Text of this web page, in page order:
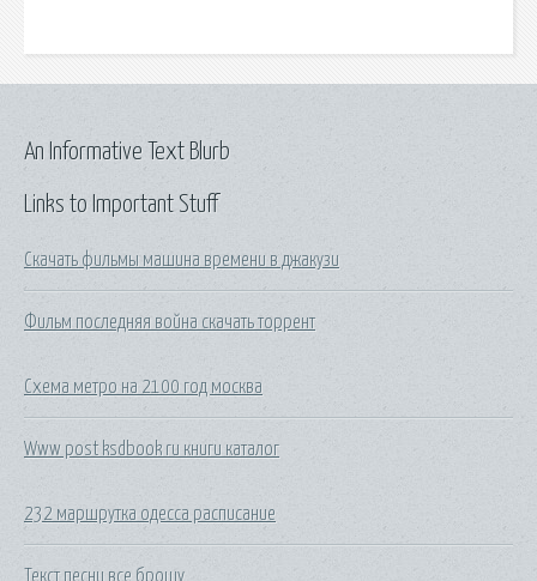
Links to Important Stuff
Скачать фильмы машина времени в джакузи
Фильм последняя война скачать торрент
Схема метро на 2100 год москва
Www post ksdbook ru книги каталог
232 маршрутка одесса расписание
Текст песни все брошу
An Informative Text Blurb